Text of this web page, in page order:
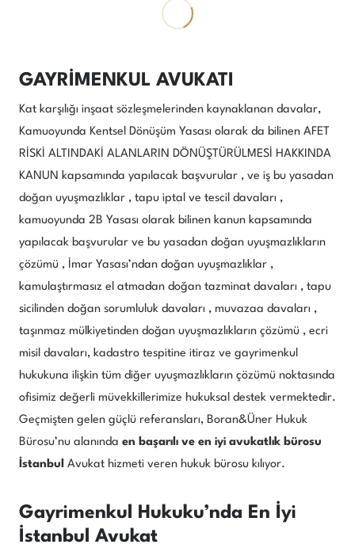
GAYRİMENKUL AVUKATI
Kat karşılığı inşaat sözleşmelerinden kaynaklanan davalar,
Kamuoyunda Kentsel Dönüşüm Yasası olarak da bilinen AFET
RİSKİ ALTINDAKİ ALANLARIN DÖNÜŞTÜRÜLMESİ HAKKINDA
KANUN kapsamında yapılacak başvurular , ve iş bu yasadan
doğan uyuşmazlıklar , tapu iptal ve tescil davaları ,
kamuoyunda 2B Yasası olarak bilinen kanun kapsamında
yapılacak başvurular ve bu yasadan doğan uyuşmazlıkların
çözümü , İmar Yasası’ndan doğan uyuşmazlıklar ,
kamulaştırmasız el atmadan doğan tazminat davaları , tapu
sicilinden doğan sorumluluk davaları , muvazaa davaları ,
taşınmaz mülkiyetinden doğan uyuşmazlıkların çözümü , ecri
misil davaları, kadastro tespitine itiraz ve gayrimenkul
hukukuna ilişkin tüm diğer uyuşmazlıkların çözümü noktasında
ofisimiz değerli müvekkillerimize hukuksal destek vermektedir.
Geçmişten gelen güçlü referansları, Boran&Üner Hukuk
Bürosu’nu alanında en başarılı ve en iyi avukatlık bürosu
İstanbul Avukat hizmeti veren hukuk bürosu kılıyor.
Gayrimenkul Hukuku’nda En İyi
İstanbul Avukat